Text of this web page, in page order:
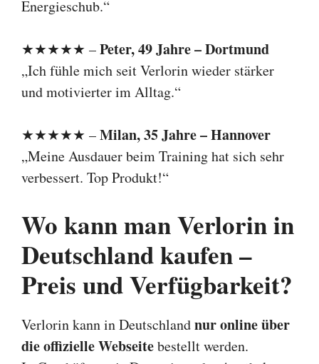
Energieschub.“
★★★★★ –Peter, 49 Jahre – Dortmund
„Ich fühle mich seit Verlorin wieder stärker
und motivierter im Alltag.“
★★★★★ –Milan, 35 Jahre – Hannover
„Meine Ausdauer beim Training hat sich sehr
verbessert. Top Produkt!“
Wo kann man Verlorin in
Deutschland kaufen –
Preis und Verfügbarkeit?
Verlorin kann in Deutschlandnur online über
die offizielle Webseitebestellt werden.